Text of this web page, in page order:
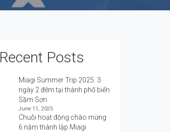
Recent Posts
Miagi Summer Trip 2025: 3
ngày 2 đêm tại thành phố biển
Sầm Sơn
June 11, 2025
Chuỗi hoạt động chào mừng
6 năm thành lập Miagi